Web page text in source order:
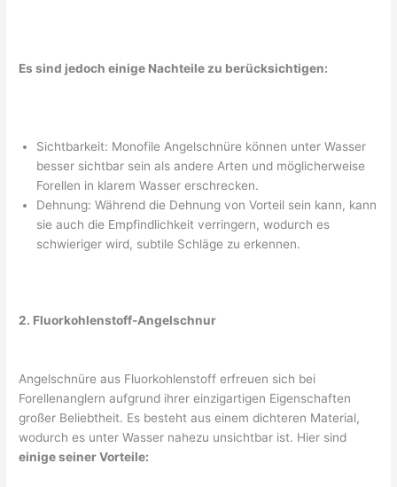
Es sind jedoch einige Nachteile zu berücksichtigen:
Sichtbarkeit: Monofile Angelschnüre können unter Wasser
besser sichtbar sein als andere Arten und möglicherweise
Forellen in klarem Wasser erschrecken.
Dehnung: Während die Dehnung von Vorteil sein kann, kann
sie auch die Empfindlichkeit verringern, wodurch es
schwieriger wird, subtile Schläge zu erkennen.
2. Fluorkohlenstoff-Angelschnur
Angelschnüre aus Fluorkohlenstoff erfreuen sich bei
Forellenanglern aufgrund ihrer einzigartigen Eigenschaften
großer Beliebtheit. Es besteht aus einem dichteren Material,
wodurch es unter Wasser nahezu unsichtbar ist. Hier sind
einige seiner Vorteile: